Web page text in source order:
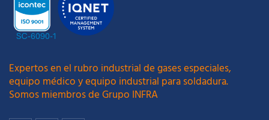
Expertos en el rubro industrial de gases especiales,
equipo médico y equipo industrial para soldadura.
Somos miembros de Grupo INFRA